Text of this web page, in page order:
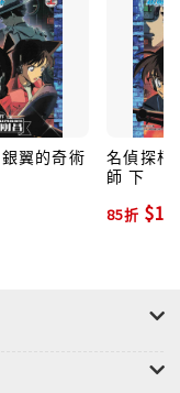
翼的奇術
名偵探柯
師 下
85折